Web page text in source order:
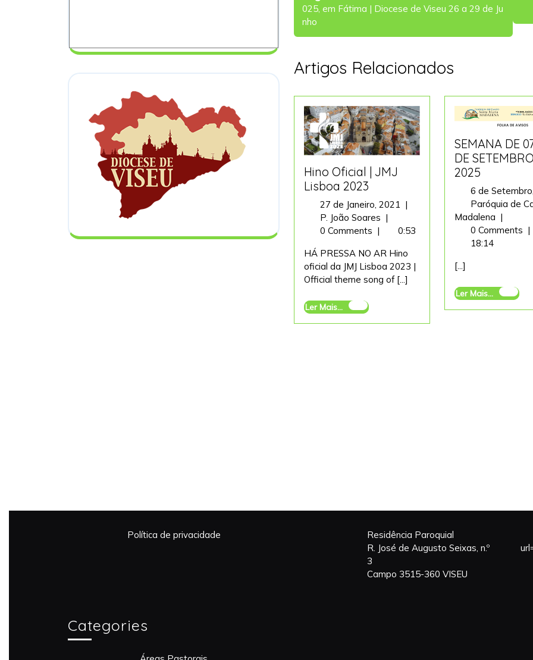
artigos
Posts
025, em Fátima | Diocese de Viseu 26 a 29 de Ju
nho
Artigos Relacionados
Hino Oficial | JMJ
Lisboa 2023
27 de Janeiro, 2021 27
Janeiro,
|
P. João Soares Hino
Oficial
JMJ
Lisboa
2023
|
0 Comments |
0:53
HÁ PRESSA NO AR Hino
oficial da JMJ Lisboa 2023 |
Official theme song of [...]
Ler Mais... Ler
SEMANA DE
DE
2025
6 de
Paróquia de
Madalena SEMANA
DE
DE
|
0 Comments |
18:14
[...]
Ler Mais... Ler
Política de privacidade
Residência Paroquial
R. José de Augusto Seixas, n.º
3
Campo 3515-360 VISEU
Categories